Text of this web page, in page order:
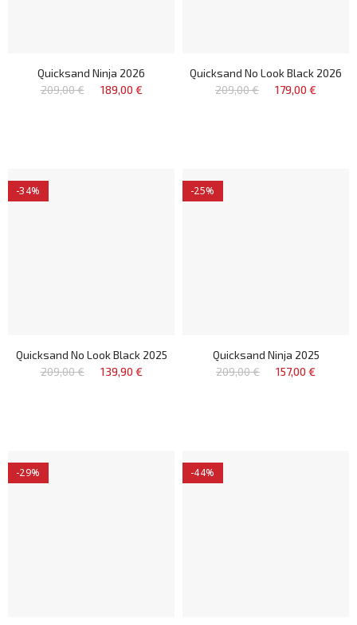
Quicksand Ninja 2026
209,00 €
189,00 €
Quicksand No Look Black 2026
209,00 €
179,00 €
-34%
Quicksand No Look Black 2025
209,00 €
139,90 €
-25%
Quicksand Ninja 2025
209,00 €
157,00 €
-29% -44%